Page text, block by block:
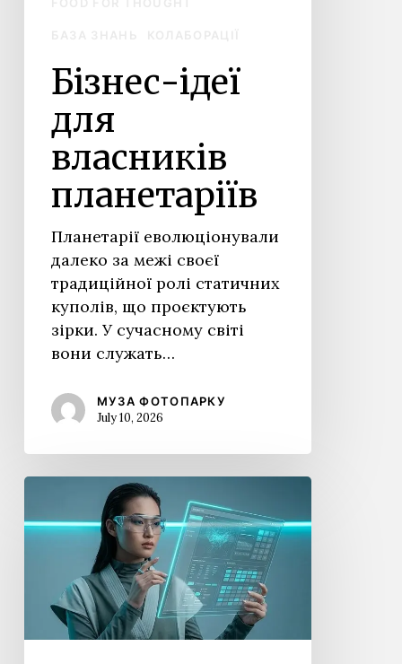
Бізнес-ідеї
для
власників
планетаріїв
Планетарії еволюціонували
далеко за межі своєї
традиційної ролі статичних
куполів, що проєктують
зірки. У сучасному світі
вони служать…
МУЗА ФОТОПАРКУ
July 10, 2026
Найкращий
для
створення
дивовижного
шоу
проєкційного